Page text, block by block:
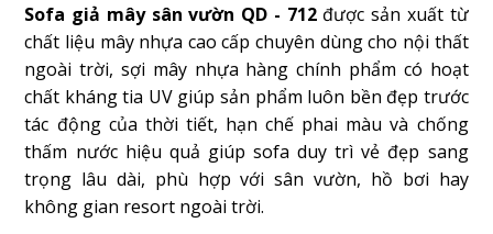
Sofa giả mây sân vườn QD - 712được sản xuất từ
chất liệu mây nhựa cao cấp chuyên dùng cho nội thất
ngoài trời, sợi mây nhựa hàng chính phẩm có hoạt
chất kháng tia UV giúp sản phẩm luôn bền đẹp trước
tác động của thời tiết, hạn chế phai màu và chống
thấm nước hiệu quả giúp sofa duy trì vẻ đẹp sang
trọng lâu dài, phù hợp với sân vườn, hồ bơi hay
không gian resort ngoài trời.